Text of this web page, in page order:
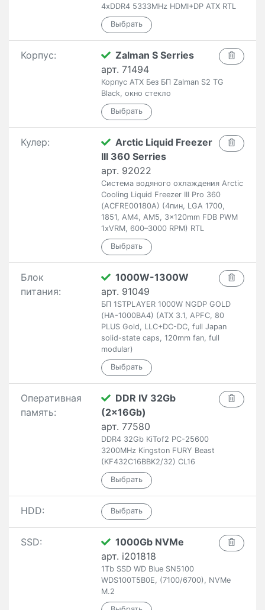
4xDDR4 5333MHz HDMI+DP ATX RTL
Корпус:
Zalman S Serries
арт. 71494
Корпус ATX Без БП Zalman S2 TG
Black, окно стекло
Кулер:
Arctic Liquid Freezer
III 360 Serries
арт. 92022
Система водяного охлаждения Arctic
Cooling Liquid Freezer III Pro 360
(ACFRE00180A) (4пин, LGA 1700,
1851, AM4, AM5, 3x120mm FDB PWM
1xVRM, 600–3000 RPM) RTL
Блок
питания:
1000W-1300W
арт. 91049
БП 1STPLAYER 1000W NGDP GOLD
(HA-1000BA4) (ATX 3.1, APFC, 80
PLUS Gold, LLC+DC-DC, full Japan
solid-state caps, 120mm fan, full
modular)
Оперативная
память:
DDR IV 32Gb
(2x16Gb)
арт. 77580
DDR4 32Gb KiTof2 PC-25600
3200MHz Kingston FURY Beast
(KF432C16BBK2/32) CL16
HDD:
SSD:
1000Gb NVMe
арт. i201818
1Tb SSD WD Blue SN5100
WDS100T5B0E, (7100/6700), NVMe
M.2